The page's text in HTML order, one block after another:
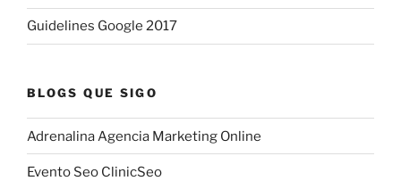
Guidelines Google 2017
BLOGS QUE SIGO
Adrenalina Agencia Marketing Online
Evento Seo ClinicSeo